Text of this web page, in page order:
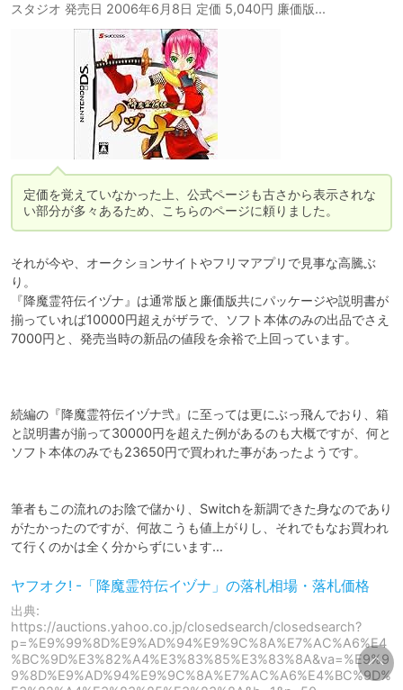
スタジオ 発売日 2006年6月8日 定価 5,040円 廉価版...
定価を覚えていなかった上、公式ページも古さから表示されな
い部分が多々あるため、こちらのページに頼りました。
それが今や、オークションサイトやフリマアプリで見事な高騰ぶ
り。
『降魔霊符伝イヅナ』は通常版と廉価版共にパッケージや説明書が
揃っていれば10000円超えがザラで、ソフト本体のみの出品でさえ
7000円と、発売当時の新品の値段を余裕で上回っています。
続編の『降魔霊符伝イヅナ弐』に至っては更にぶっ飛んでおり、箱
と説明書が揃って30000円を超えた例があるのも大概ですが、何と
ソフト本体のみでも23650円で買われた事があったようです。
筆者もこの流れのお陰で儲かり、Switchを新調できた身なのであり
がたかったのですが、何故こうも値上がりし、それでもなお買われ
て行くのかは全く分からずにいます…
ヤフオク! -「降魔霊符伝イヅナ」の落札相場・落札価格
出典:
https://auctions.yahoo.co.jp/closedsearch/closedsearch?
p=%E9%99%8D%E9%AD%94%E9%9C%8A%E7%AC%A6%E4
%BC%9D%E3%82%A4%E3%83%85%E3%83%8A&va=%E9%9
9%8D%E9%AD%94%E9%9C%8A%E7%AC%A6%E4%BC%9D%